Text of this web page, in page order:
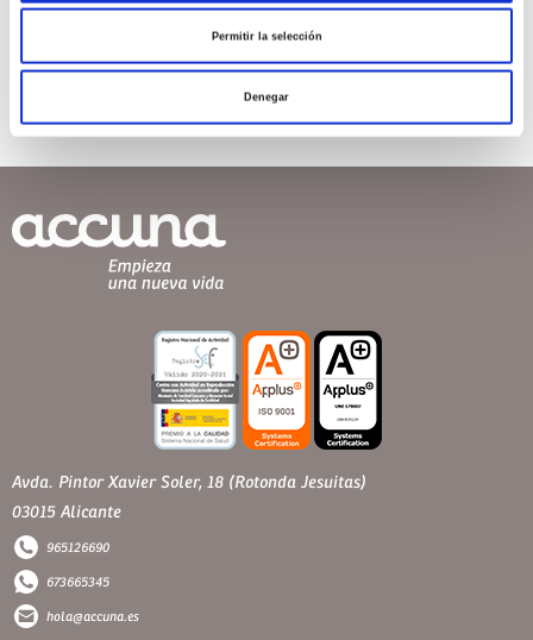
Permitir la selección
Denegar
Avda. Pintor Xavier Soler, 18 (Rotonda Jesuitas)
03015 Alicante
965126690
673665345
hola@accuna.es